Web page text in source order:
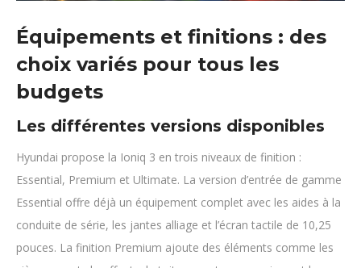
Équipements et finitions : des
choix variés pour tous les
budgets
Les différentes versions disponibles
Hyundai propose la Ioniq 3 en trois niveaux de finition :
Essential, Premium et Ultimate. La version d’entrée de gamme
Essential offre déjà un équipement complet avec les aides à la
conduite de série, les jantes alliage et l’écran tactile de 10,25
pouces. La finition Premium ajoute des éléments comme les